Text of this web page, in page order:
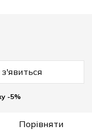
-5%
Порівняти